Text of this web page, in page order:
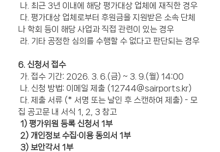
나. 최근 3년 이내에 해당 평가대상 업체에 재직한 경우
다. 평가대상 업체로부터 후원금을 지원받은 소속 단체
나 학회 등이 해당 사업과 직접 관련이 있는 경우
라. 기타 공정한 심의를 수행할 수 없다고 판단되는 경우
6. 신청서 접수
가. 접수 기간: 2026. 3. 6.(금) ~ 3. 9.(월) 14:00
나. 신청 방법: 이메일 제출 (12744@sairports.kr)
다. 제출 서류 (* 서명 또는 날인 후 스캔하여 제출) - 모
집 공고문 내 서식 1, 2, 3 참고
1) 평가위원 등록 신청서 1부
2) 개인정보 수집·이용 동의서 1부
3) 보안각서 1부